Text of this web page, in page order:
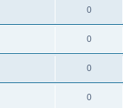
0
0
0
0